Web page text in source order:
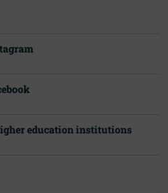
education institutions